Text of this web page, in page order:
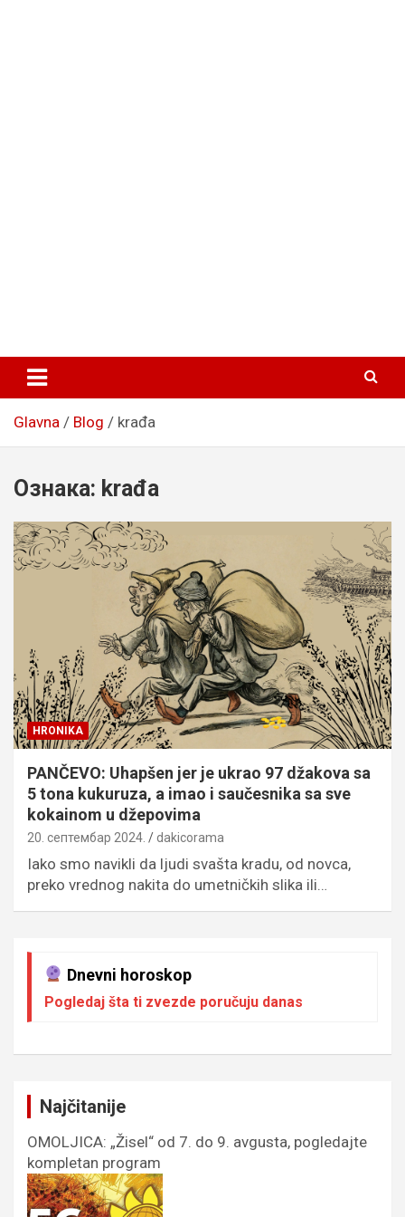
Glavna Blog krađa
Ознака: krađa
HRONIKA
PANČEVO: Uhapšen jer je ukrao 97 džakova sa
5 tona kukuruza, a imao i saučesnika sa sve
kokainom u džepovima
20. септембар 2024. dakicorama
Iako smo navikli da ljudi svašta kradu, od novca,
preko vrednog nakita do umetničkih slika ili…
Dnevni horoskop
Pogledaj šta ti zvezde poručuju danas
Najčitanije
OMOLJICA: „Žisel“ od 7. do 9. avgusta, pogledajte
kompletan program